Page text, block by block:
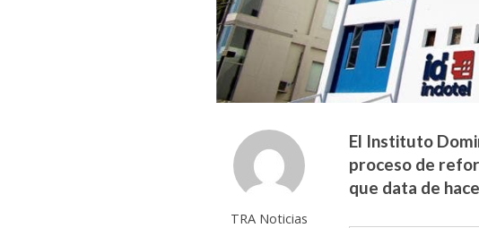
TRA Noticias
El Instituto
proceso de
que data de